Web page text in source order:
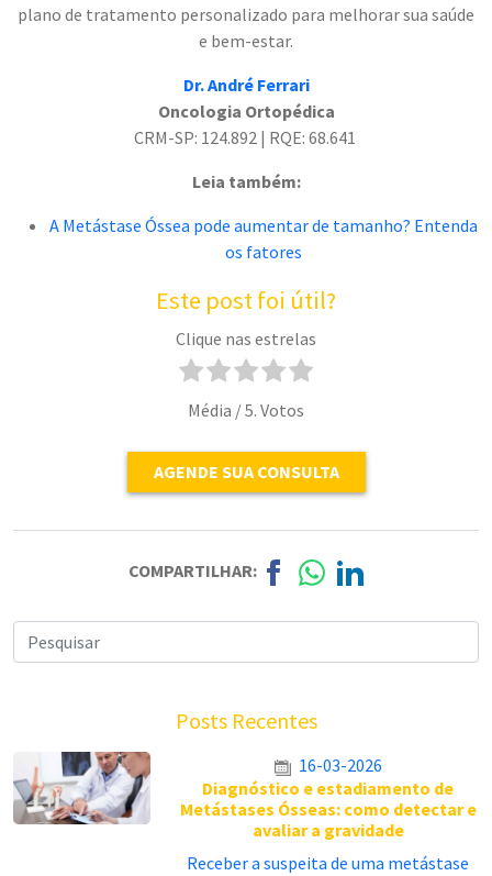
plano de tratamento personalizado para melhorar sua saúde
e bem-estar.
Dr. André Ferrari
Oncologia Ortopédica
CRM-SP: 124.892 | RQE: 68.641
Leia também:
A Metástase Óssea pode aumentar de tamanho? Entenda
os fatores
Este post foi útil?
Clique nas estrelas
Média / 5. Votos
AGENDE SUA CONSULTA
COMPARTILHAR:
Posts Recentes
16-03-2026
Diagnóstico e estadiamento de
Metástases Ósseas: como detectar e
avaliar a gravidade
Receber a suspeita de uma metástase